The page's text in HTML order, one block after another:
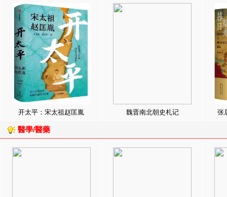
开太平：宋太祖赵匡胤 魏晋南北朝史札记 张
醫學/醫藥